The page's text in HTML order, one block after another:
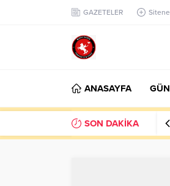
GAZETELER
ANASAYFA
SON DAKİKA